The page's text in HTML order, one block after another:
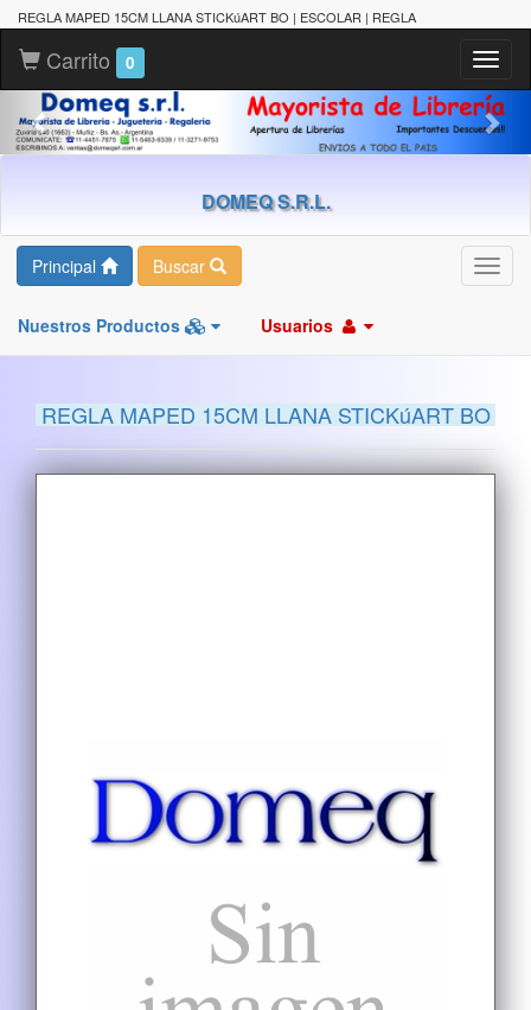
REGLA MAPED 15CM LLANA STICKúART BO | ESCOLAR | REGLA
Carrito 0
DOMEQ S.R.L.
Principal Buscar
Nuestros Productos Usuarios
REGLA MAPED 15CM LLANA STICKúART BO